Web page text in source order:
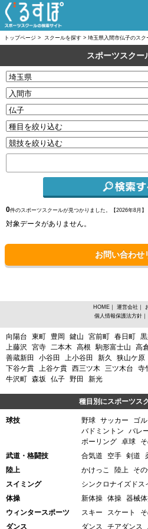
トップページ > スクールを探す > 埼玉県入間市仏子のスク
スポーツスクー
0件のスポーツスクールが見つかりました。【2026年8月】
対象データがありません。
お問い合わせ
埼玉県入間市仏子からスポ
向陽台 東町 豊岡 鍵山 宮前町 春日町
上藤沢
宮寺 二本木 高根 駒形富士山 高
善蔵新田
小谷田 上小谷田 新久 狭山ケ原
下谷ケ貫 上谷ケ貫 西三ツ木 三ツ木台 寺
牛沢町 森坂 仏子 野田 新光
種目別にスポーツス
球技 野球 サッカー ゴ
バドミントン
バレ
ボーリング 卓球
武道・格闘技
合気道 空手 剣道
陸上
かけっこ 陸上
そ
スイミング
シンクロナイズドス
体操
新体操 体操 器械
ウィンタースポーツ
スキー スケート
ダンス
ダンス チアダンス
HOME｜ 運営会社 ｜
個人情報保護法方針｜